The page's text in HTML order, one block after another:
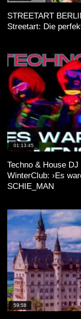
STREETART
Streetart: Die
01:13:45
Techno & House DJ
WinterClub: ›Es
SCHIE_MAN
59:58